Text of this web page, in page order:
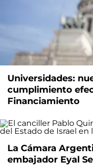
Universidades:
cumplimiento
Financiamiento
La Cámara
embajador Eyal